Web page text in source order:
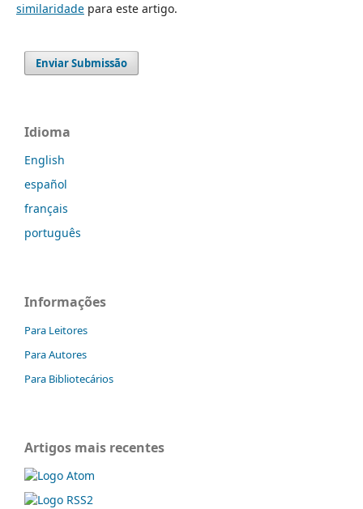
similaridadepara este artigo.
Enviar Submissão
Idioma
English
español
français
português
Informações
Para Leitores
Para Autores
Para Bibliotecários
Artigos mais recentes